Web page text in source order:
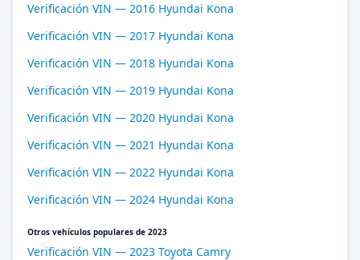
Verificación VIN — 2016 Hyundai Kona
Verificación VIN — 2017 Hyundai Kona
Verificación VIN — 2018 Hyundai Kona
Verificación VIN — 2019 Hyundai Kona
Verificación VIN — 2020 Hyundai Kona
Verificación VIN — 2021 Hyundai Kona
Verificación VIN — 2022 Hyundai Kona
Verificación VIN — 2024 Hyundai Kona
Otros vehículos populares de 2023
Verificación VIN — 2023 Toyota Camry